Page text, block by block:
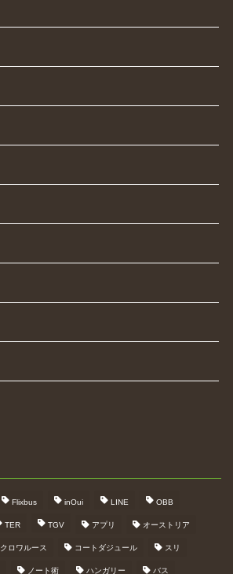
Flixbus inOui LINE OBB
TER TGV アプリ オーストリア
クロワルース コートダジュール スリ
ノート術 ハンガリー バス